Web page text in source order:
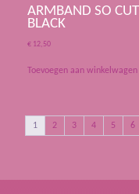
ARMBAND SO
BLACK
€ 12,50
Toevoegen aan winkelwagen
1 2 3 4 5 6